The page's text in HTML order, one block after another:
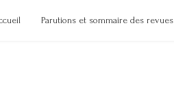
Parutions et sommaire des revues